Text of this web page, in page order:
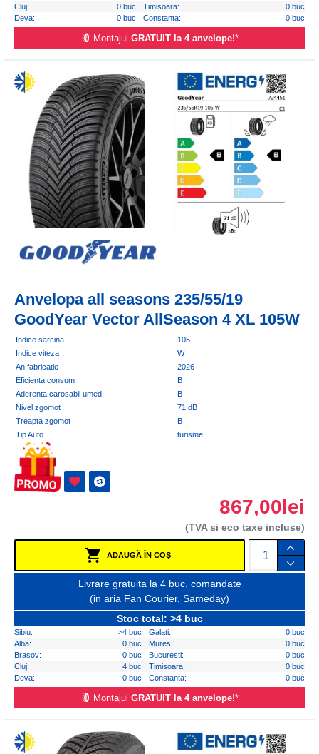
Cluj:
0 buc Timisoara:
0 buc
Deva:
0 buc Constanta: 0 buc
Montajul GRATUIT la 4 anvelope!*
Anvelopa all seasons 235/55/19
GoodYear Vector AllSeason 4 XL 105W
Indice sarcina
105
Indice viteza
W
An fabricatie
2026
Eficienta consum
B
Aderenta carosabil umed
B
Nivel zgomot
71 dB
Treapta zgomot
B
Tip Auto
turisme
867,00lei
(TVA si eco taxe incluse)
ADAUGĂ ÎN COŞ
Livrare gratuita la 4 buc. comandate
(in aria Fan Courier, Sameday)
Stoc total: >4 buc
Sibiu: >4 buc Galati:
0 buc
Alba:
0 buc Mures:
0 buc
Brasov:
0 buc Bucuresti:
0 buc
Cluj:
4 buc Timisoara:
0 buc
Deva:
0 buc Constanta: 0 buc
Montajul GRATUIT la 4 anvelope!*